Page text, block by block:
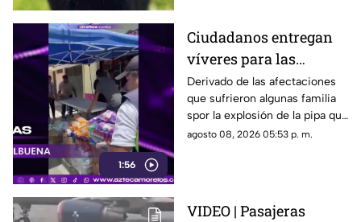
1:56
Ciudadanos entregan
víveres para las
familias afectadas por
la explosión de pipa en
Cuernavaca
Derivado de las afectaciones
que sufrieron algunas familia
spor la explosión de la pipa que
transportaba gas LP,
agosto 08, 2026 05:53 p. m.
VIDEO | Pasajeras